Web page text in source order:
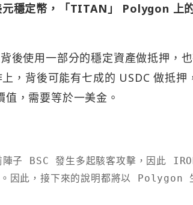
穩定幣，「TITAN」 Polygon 上
後使用一部分的穩定資產做抵押，
，背後可能有七成的 USDC 做抵押
，需要等於一美金。
BSC 發生多起駭客攻擊，因此
因此，接下來的說明都將以 Polygon